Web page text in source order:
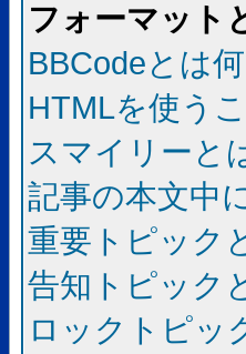
フォーマット
BBCodeとは
HTMLを使う
スマイリーと
記事の本文中
重要トピック
告知トピック
ロックトピッ